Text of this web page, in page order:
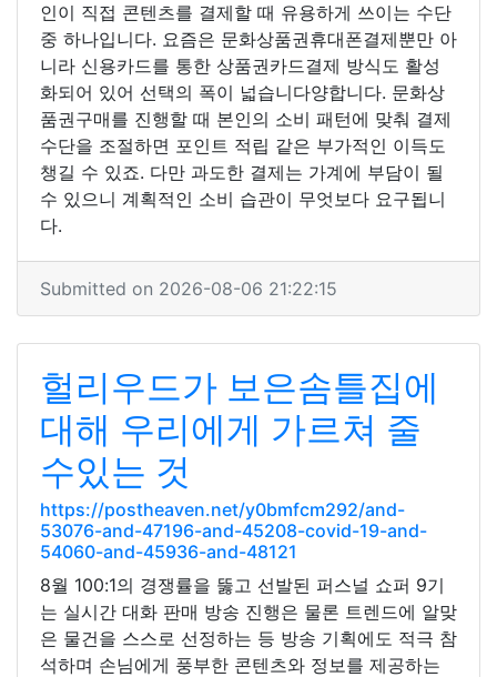
인이 직접 콘텐츠를 결제할 때 유용하게 쓰이는 수단
중 하나입니다. 요즘은 문화상품권휴대폰결제뿐만 아
니라 신용카드를 통한 상품권카드결제 방식도 활성
화되어 있어 선택의 폭이 넓습니다양합니다. 문화상
품권구매를 진행할 때 본인의 소비 패턴에 맞춰 결제
수단을 조절하면 포인트 적립 같은 부가적인 이득도
챙길 수 있죠. 다만 과도한 결제는 가계에 부담이 될
수 있으니 계획적인 소비 습관이 무엇보다 요구됩니
다.
Submitted on 2026-08-06 21:22:15
헐리우드가 보은솜틀집에
대해 우리에게 가르쳐 줄
수있는 것
https://postheaven.net/y0bmfcm292/and-
53076-and-47196-and-45208-covid-19-and-
54060-and-45936-and-48121
8월 100:1의 경쟁률을 뚫고 선발된 퍼스널 쇼퍼 9기
는 실시간 대화 판매 방송 진행은 물론 트렌드에 알맞
은 물건을 스스로 선정하는 등 방송 기획에도 적극 참
석하며 손님에게 풍부한 콘텐츠와 정보를 제공하는